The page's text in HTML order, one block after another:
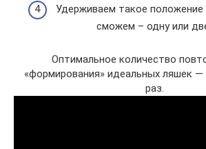
Удерживаем такое положение
сможем – одну или
Оптимальное количество
«формирования» идеальных ляшек
раз.